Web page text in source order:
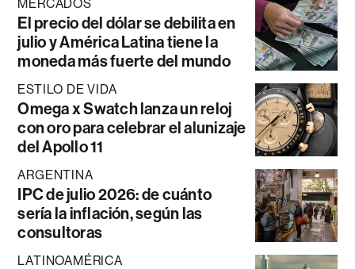
MERCADOS
El precio del dólar se debilita en
julio y América Latina tiene la
moneda más fuerte del mundo
ESTILO DE VIDA
Omega x Swatch lanza un reloj
con oro para celebrar el alunizaje
del Apollo 11
ARGENTINA
IPC de julio 2026: de cuánto
sería la inflación, según las
consultoras
LATINOAMÉRICA